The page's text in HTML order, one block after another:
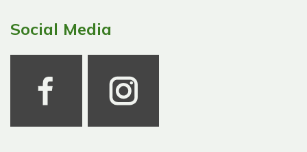
Social Media